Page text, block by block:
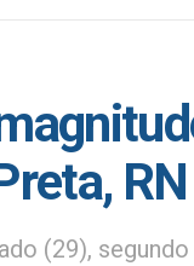
RN
(29),